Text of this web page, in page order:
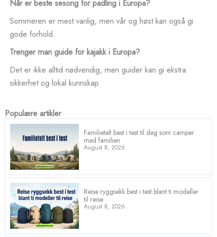
Når er beste sesong for padling i Europa?
Sommeren er mest vanlig, men vår og høst kan også gi
gode forhold.
Trenger man guide for kajakk i Europa?
Det er ikke alltid nødvendig, men guider kan gi ekstra
sikkerhet og lokal kunnskap.
Populære artikler
Familietelt best i test til deg som camper
med familien
August 8, 2026
Reise ryggsekk best i test blant ti modeller
til reise
August 8, 2026